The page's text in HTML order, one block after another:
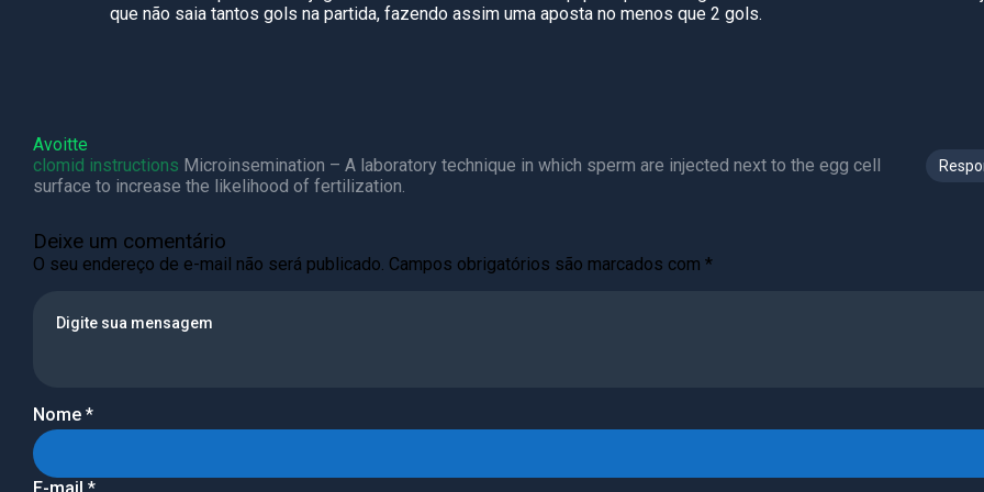
que não saia tantos gols na partida, fazendo assim uma aposta no menos que 2 gols.
Avoitte
clomid instructions Microinsemination – A laboratory technique in which sperm are injected next to the egg cell
surface to increase the likelihood of fertilization.
Deixe um comentário
O seu endereço de e-mail não será publicado. Campos obrigatórios são marcados com *
Nome *